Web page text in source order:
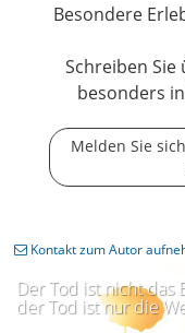
Besondere
Schreiben Sie
besonders
Melden Sie
Der Tod ist nicht das
der Tod ist nur die
Kontakt zum Autor